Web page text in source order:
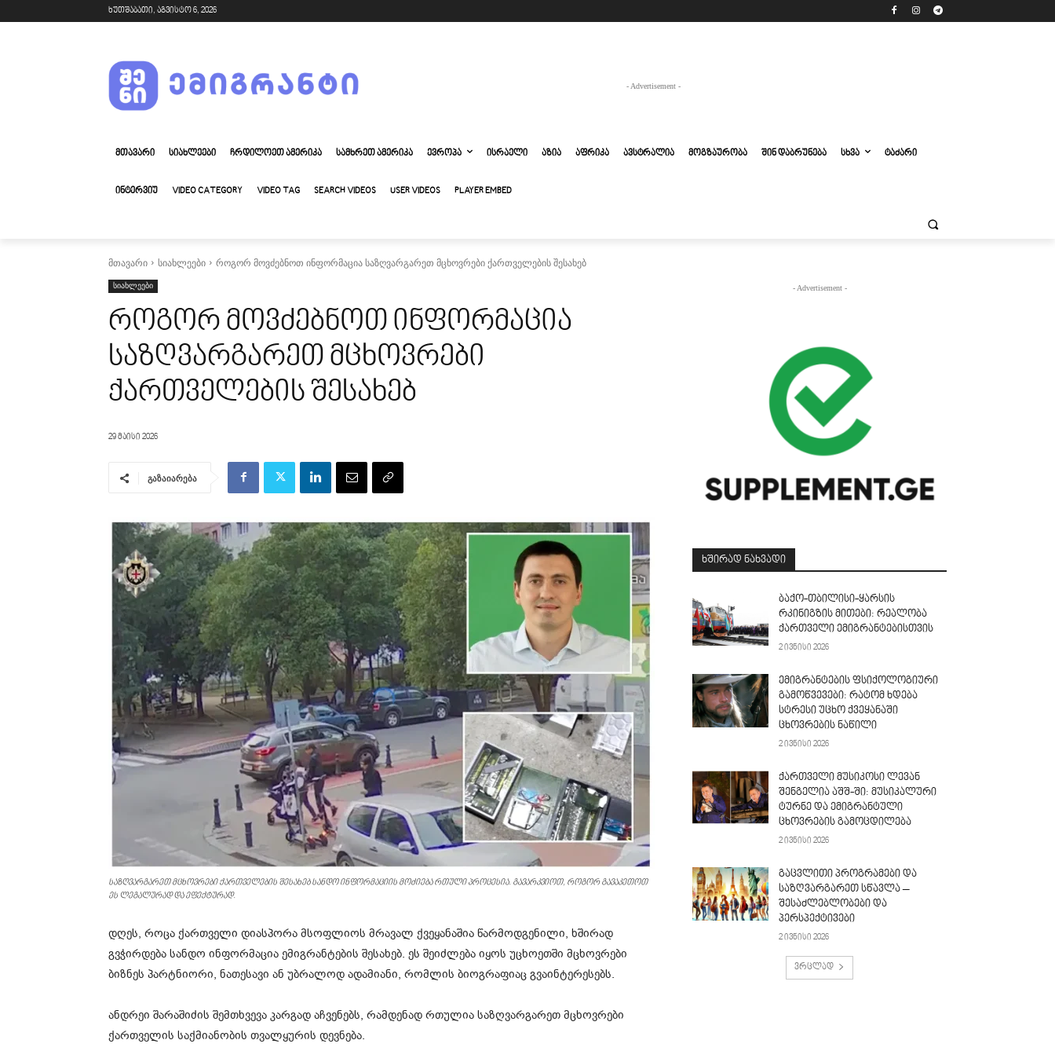
ხუთშაბათი, აგვისტო 6, 2026
- Advertisement -
ᲛᲗᲐᲕᲐᲠᲘ ᲡᲘᲐᲮᲚᲔᲔᲑᲘ ᲩᲠᲓᲘᲚᲝᲔᲗ ᲐᲛᲔᲠᲘᲙᲐ ᲡᲐᲛᲮᲠᲔᲗ ᲐᲛᲔᲠᲘᲙᲐ ᲔᲕᲠᲝᲞᲐ ᲘᲡᲠᲐᲔᲚᲘ ᲐᲖᲘᲐ ᲐᲤᲠᲘᲙᲐ ᲐᲕᲡᲢᲠᲐᲚᲘᲐ ᲛᲝᲒᲖᲐᲣᲠᲝᲑᲐ ᲨᲘᲜ ᲓᲐᲑᲠᲣᲜᲔᲑᲐ ᲡᲮᲕᲐ ᲢᲐᲫᲐᲠᲘ
ᲘᲜᲢᲔᲠᲕᲘᲣ VIDEO CATEGORY VIDEO TAG SEARCH VIDEOS USER VIDEOS PLAYER EMBED
მთავარი სიახლეები როგორ მოვძებნოთ ინფორმაცია საზღვარგარეთ მცხოვრები ქართველების შესახებ
სიახლეები
როგორ მოვძებნოთ ინფორმაცია
საზღვარგარეთ მცხოვრები
ქართველების შესახებ
29 მაისი 2026
გაზაიარება
საზღვარგარეთ მცხოვრები ქართველების შესახებ სანდო ინფორმაციის მოძიება რთული პროცესია. გავარკვიოთ, როგორ გავაკეთოთ
ეს ლეგალურად და ეფექტურად.
დღეს, როცა ქართველი დიასპორა მსოფლიოს მრავალ ქვეყანაშია წარმოდგენილი, ხშირად
გვჭირდება სანდო ინფორმაცია ემიგრანტების შესახებ. ეს შეიძლება იყოს უცხოეთში მცხოვრები
ბიზნეს პარტნიორი, ნათესავი ან უბრალოდ ადამიანი, რომლის ბიოგრაფიაც გვაინტერესებს.
ანდრეი შარაშიძის შემთხვევა კარგად აჩვენებს, რამდენად რთულია საზღვარგარეთ მცხოვრები
ქართველის საქმიანობის თვალყურის დევნება.
- Advertisement -
ᲮᲨᲘᲠᲐᲓ ᲜᲐᲮᲕᲐᲓᲘ
ბაქო-თბილისი-ყარსის
რკინიგზის მითები: რეალობა
ქართველი ემიგრანტებისთვის
2 ივნისი 2026
ემიგრანტების ფსიქოლოგიური
გამოწვევები: რატომ ხდება
სტრესი უცხო ქვეყანაში
ცხოვრების ნაწილი
2 ივნისი 2026
ქართველი მუსიკოსი ლევან
შენგელია აშშ-ში: მუსიკალური
ტურნე და ემიგრანტული
ცხოვრების გამოცდილება
2 ივნისი 2026
გაცვლითი პროგრამები და
საზღვარგარეთ სწავლა –
შესაძლებლობები და
პერსპექტივები
2 ივნისი 2026
ვრცლად